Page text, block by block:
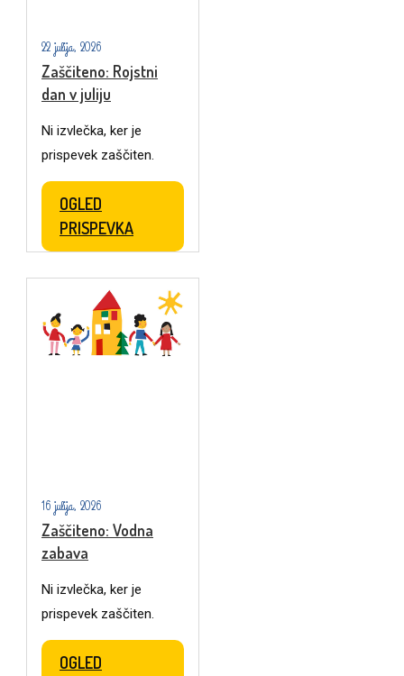
22 julija, 2026
Zaščiteno: Rojstni
dan v juliju
Ni izvlečka, ker je
prispevek zaščiten.
OGLED
PRISPEVKA
16 julija, 2026
Zaščiteno: Vodna
zabava
Ni izvlečka, ker je
prispevek zaščiten.
OGLED